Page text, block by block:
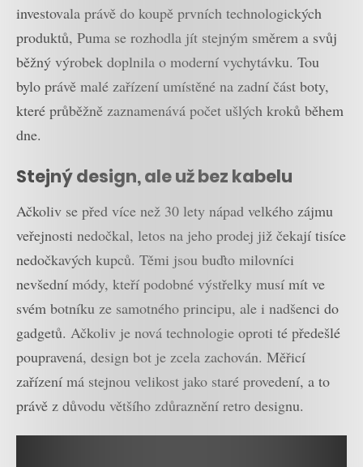
investovala právě do koupě prvních technologických
produktů, Puma se rozhodla jít stejným směrem a svůj
běžný výrobek doplnila o moderní vychytávku. Tou
bylo právě malé zařízení umístěné na zadní část boty,
které průběžně zaznamenává počet ušlých kroků během
dne.
Stejný design, ale už bez kabelu
Ačkoliv se před více než 30 lety nápad velkého zájmu
veřejnosti nedočkal, letos na jeho prodej již čekají tisíce
nedočkavých kupců. Těmi jsou buďto milovníci
nevšední módy, kteří podobné výstřelky musí mít ve
svém botníku ze samotného principu, ale i nadšenci do
gadgetů. Ačkoliv je nová technologie oproti té předešlé
poupravená, design bot je zcela zachován. Měřicí
zařízení má stejnou velikost jako staré provedení, a to
právě z důvodu většího zdůraznění retro designu.